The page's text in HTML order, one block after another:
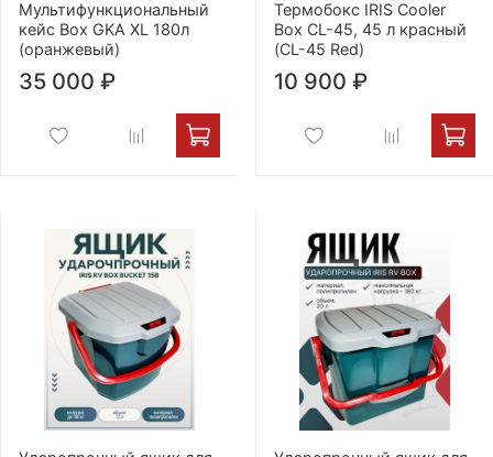
Мультифункциональный
кейс Box GKA XL 180л
(оранжевый)
35 000 ₽
Термобокс IRIS Cooler
Box CL-45, 45 л красный
(CL-45 Red)
10 900 ₽